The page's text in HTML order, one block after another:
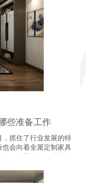
些准备工作
抓住了行业发展的特
会向着全屋定制家具
展前景，想要进军这